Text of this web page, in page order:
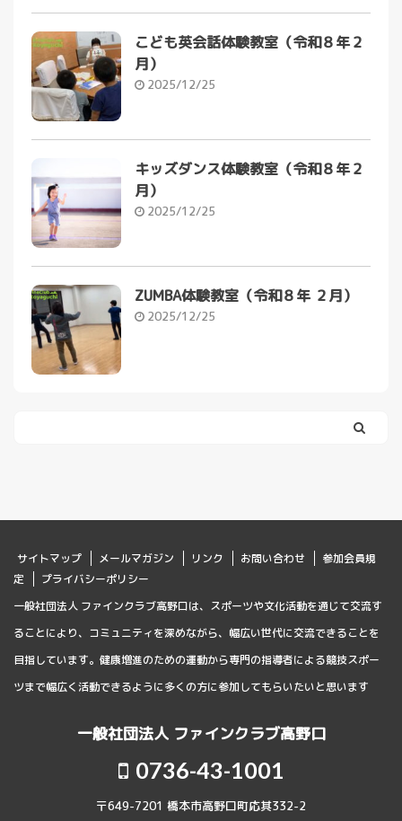
こども英会話体験教室（令和８年２
月）
2025/12/25
キッズダンス体験教室（令和８年２
月）
2025/12/25
ZUMBA体験教室（令和８年 ２月）
2025/12/25
サイトマップ メールマガジン リンク お問い合わせ
参加会員規
定
プライバシーポリシー
一般社団法人 ファインクラブ高野口は、スポーツや文化活動を通じて交流す
ることにより、コミュニティを深めながら、幅広い世代に交流できることを
目指しています。健康増進のための運動から専門の指導者による競技スポー
ツまで幅広く活動できるように多くの方に参加してもらいたいと思います
一般社団法人 ファインクラブ高野口
0736-43-1001
〒649-7201 橋本市高野口町応其332-2